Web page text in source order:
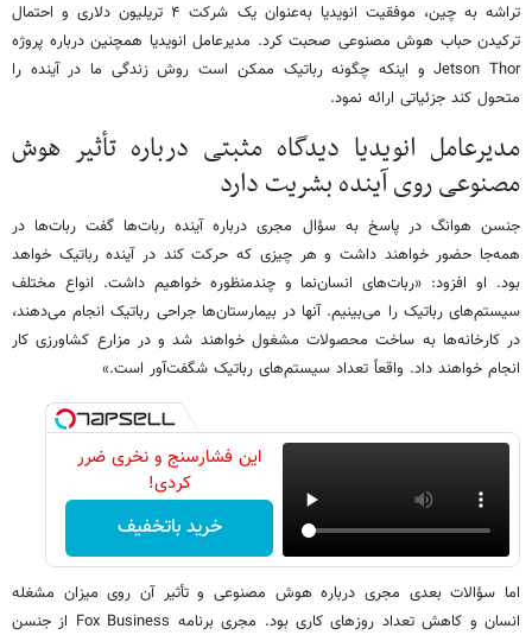
تراشه به چین، موفقیت انویدیا به‌عنوان یک شرکت ۴ تریلیون دلاری و احتمال
ترکیدن حباب هوش مصنوعی صحبت کرد. مدیرعامل انویدیا همچنین درباره پروژه
Jetson Thor و اینکه چگونه رباتیک ممکن است روش زندگی ما در آینده را
متحول کند جزئیاتی ارائه نمود.
مدیرعامل انویدیا دیدگاه مثبتی درباره تأثیر هوش
مصنوعی روی آینده بشریت دارد
جنسن هوانگ در پاسخ به سؤال مجری درباره آینده ربات‌ها گفت ربات‌ها در
همه‌جا حضور خواهند داشت و هر چیزی که حرکت کند در آینده رباتیک خواهد
بود. او افزود: «ربات‌های انسان‌نما و چندمنظوره خواهیم داشت. انواع مختلف
سیستم‌های رباتیک را می‌بینیم. آنها در بیمارستان‌ها جراحی رباتیک انجام می‌دهند،
در کارخانه‌ها به ساخت محصولات مشغول خواهند شد و در مزارع کشاورزی کار
انجام خواهند داد. واقعاً تعداد سیستم‌های رباتیک شگفت‌آور است.»
این فشارسنج و نخری ضرر
کردی!
خرید باتخفیف
اما سؤالات بعدی مجری درباره هوش مصنوعی و تأثیر آن روی میزان مشغله
انسان و کاهش تعداد روزهای کاری بود. مجری برنامه Fox Business از جنسن